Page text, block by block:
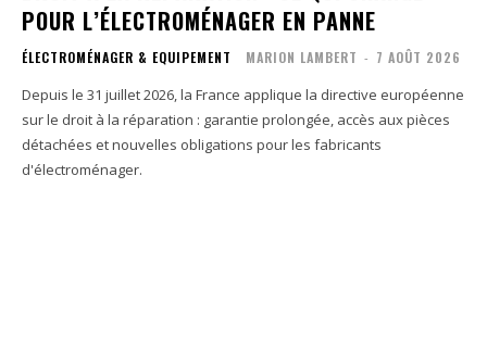
POUR L’ÉLECTROMÉNAGER EN PANNE
ÉLECTROMÉNAGER & EQUIPEMENT MARION LAMBERT - 7 AOÛT 2026
Depuis le 31 juillet 2026, la France applique la directive européenne
sur le droit à la réparation : garantie prolongée, accès aux pièces
détachées et nouvelles obligations pour les fabricants
d'électroménager.